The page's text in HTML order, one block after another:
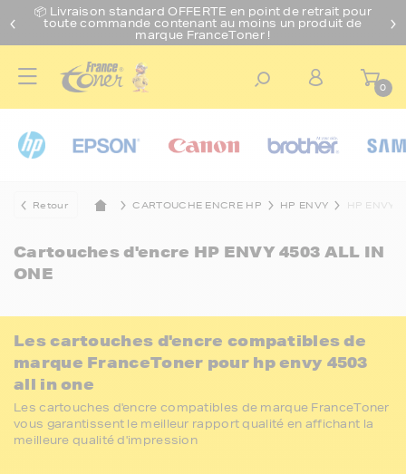
📦 Livraison standard OFFERTE en point de retrait pour
toute commande contenant au moins un produit de
marque FranceToner !
0
Retour CARTOUCHE ENCRE HP HP ENVY HP ENVY
Cartouches d'encre HP ENVY 4503 ALL IN
ONE
Les cartouches d'encre compatibles de
marque FranceToner pour hp envy 4503
all in one
Les cartouches d'encre compatibles de marque FranceToner
vous garantissent le meilleur rapport qualité en affichant la
meilleure qualité d'impression